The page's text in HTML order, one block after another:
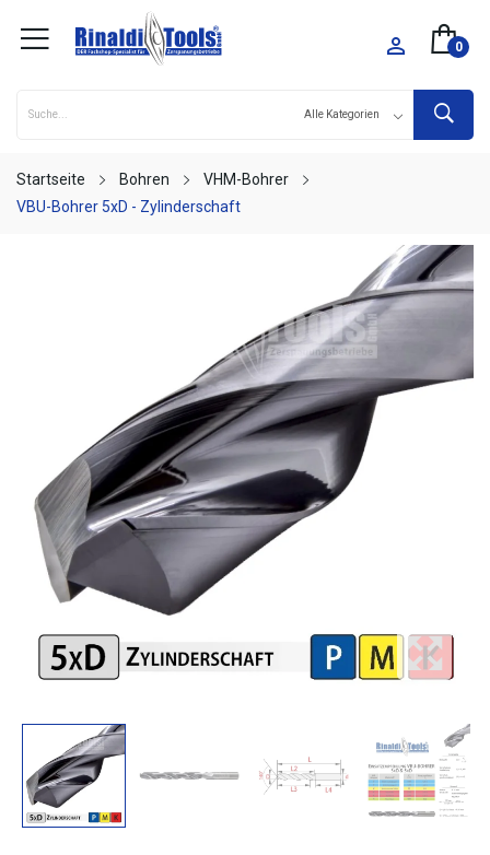
 0
Startseite Bohren
VHM-Bohrer
VBU-Bohrer 5xD - Zylinderschaft